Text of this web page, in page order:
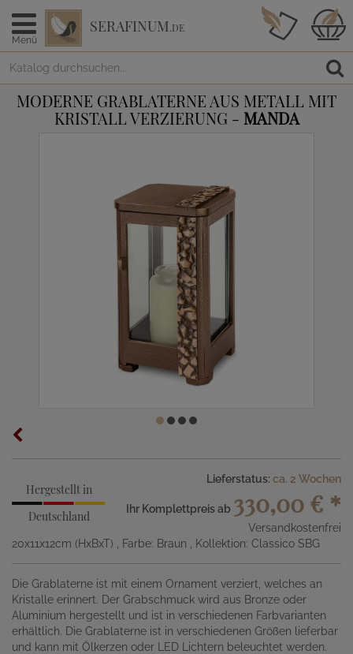
Menü
SERAFINUM.DE
MODERNE GRABLATERNE AUS METALL MIT
KRISTALL VERZIERUNG - MANDA
Hergestellt in
Deutschland
Lieferstatus: ca. 2 Wochen
Ihr Komplettpreis ab 330,00 € *
Versandkostenfrei
20x11x12cm (HxBxT)
, Farbe: Braun , Kollektion: Classico SBG
Die Grablaterne ist mit einem Ornament verziert, welches an
Kristalle erinnert. Der Grabschmuck wird aus Bronze oder
Aluminium hergestellt und ist in verschiedenen Farbvarianten
erhältlich. Die Grablaterne ist in verschiedenen Größen lieferbar
und kann mit Ölkerzen oder LED Lichtern beleuchtet werden.